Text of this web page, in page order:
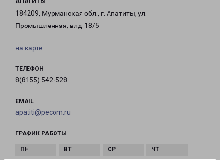
АПАТИТЫ
184209, Мурманская обл., г. Апатиты, ул.
Промышленная, влд. 18/5
на карте
ТЕЛЕФОН
8(8155) 542-528
EMAIL
apatiti@pecom.ru
ГРАФИК РАБОТЫ